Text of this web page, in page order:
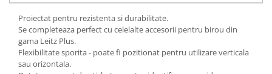
Articole pentru birou, suprafete,
pardoseli
Intretinere si odorizante masina
Saci de gunoi
Proiectat pentru rezistenta si durabilitate.
Se completeaza perfect cu celelalte accesorii pentru birou din
gama Leitz Plus.
Flexibilitate sporita - poate fi pozitionat pentru utilizare verticala
sau orizontala.